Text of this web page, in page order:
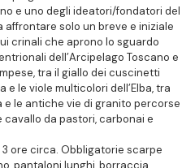
e uno degli ideatori/fondatori del
affrontare solo un breve e iniziale
crinali che aprono lo sguardo
dell’Arcipelago Toscano e
tra il giallo dei cuscinetti
le viole multicolori dell’Elba, tra
le antiche vie di granito percorse
cavallo da pastori, carbonai e
ore circa. Obbligatorie scarpe